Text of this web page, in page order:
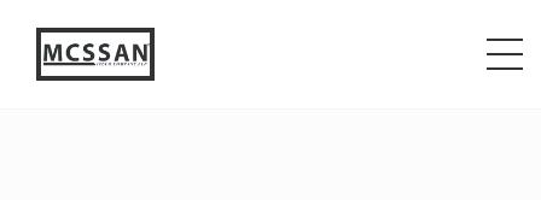
{ jQuery.browser.msie = false; jQuery.browser.version
= 0; if (navigator.userAgent.match(/MSIE ([0-9]+)\./))
{ jQuery.browser.msie = true; jQuery.browser.version =
RegExp.$1; } })();